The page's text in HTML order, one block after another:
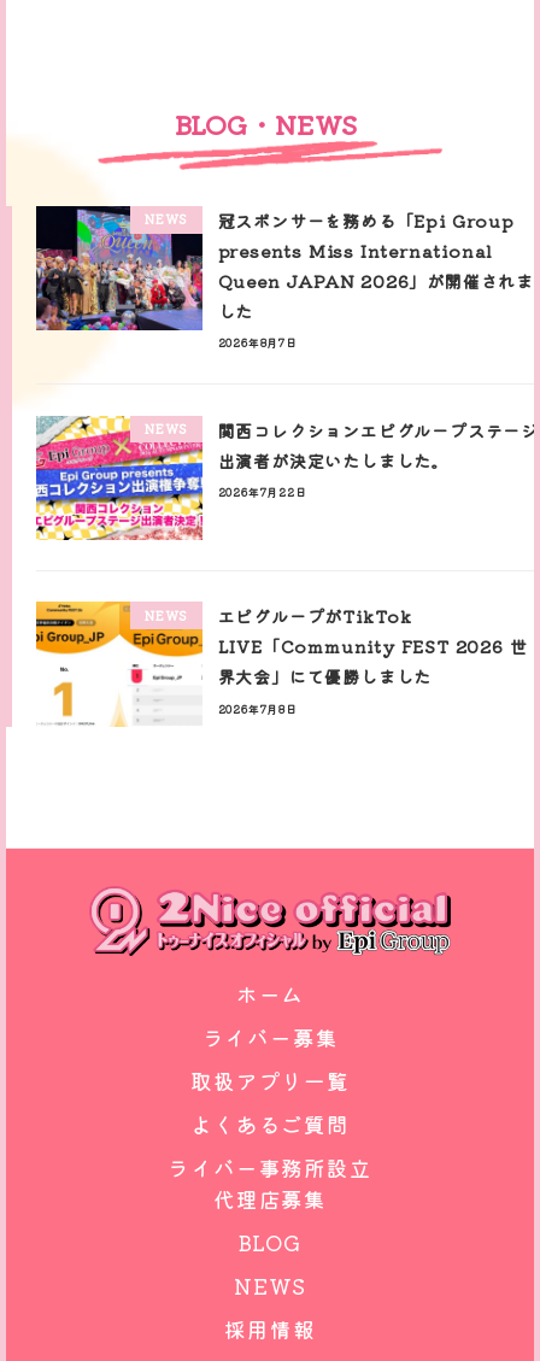
BLOG・NEWS
NEWS
冠スポンサーを務める「Epi Group
presents Miss International
Queen JAPAN 2026」が開催されま
した
2026年8月7日
NEWS
関西コレクションエピグループステージ
出演者が決定いたしました。
2026年7月22日
NEWS
エピグループがTikTok
LIVE「Community FEST 2026 世
界大会」にて優勝しました
2026年7月8日
ホーム
ライバー募集
よくあるご質問
BLOG
NEWS
取扱アプリ一覧
採用情報
ライバー事務所設立
代理店募集